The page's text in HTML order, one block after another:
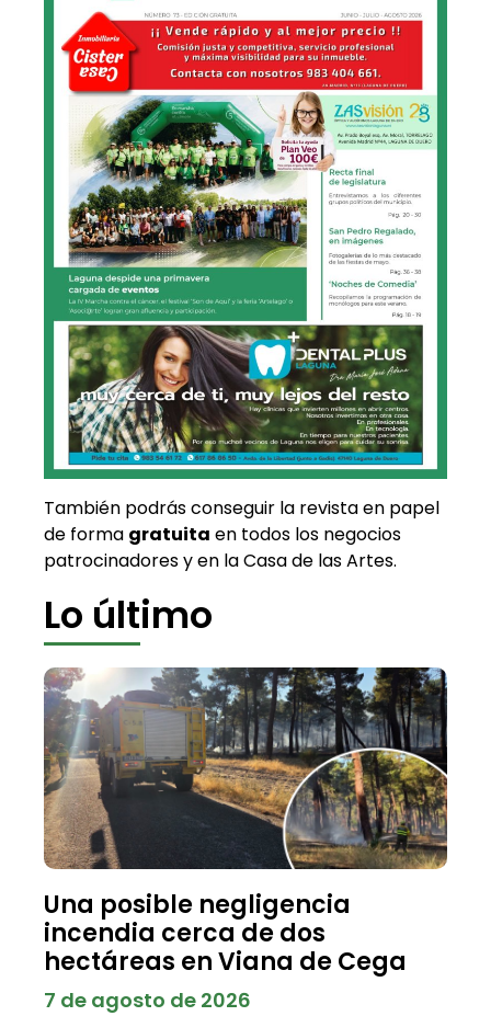
También podrás conseguir la revista en papel
de forma gratuita en todos los negocios
patrocinadores y en la Casa de las Artes.
Lo último
Una posible negligencia
incendia cerca de dos
hectáreas en Viana de Cega
7 de agosto de 2026